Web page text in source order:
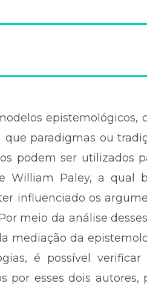
epistemológicos,
que paradigmas ou
podem ser utilizados
William Paley, a qual
influenciado os
meio da análise
mediação da
é possível
por esses dois